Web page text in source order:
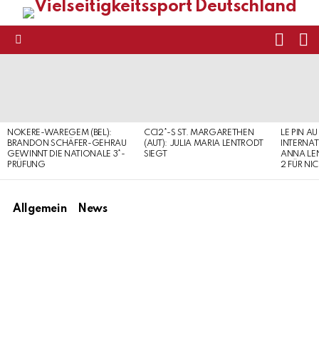
NOKERE-WAREGEM (BEL):
BRANDON SCHÄFER-GEHRAU
GEWINNT DIE NATIONALE 3*-
PRÜFUNG
CCI2*-S ST. MARGARETHEN
(AUT): JULIA MARIA LENTRODT
SIEGT
LE PIN
ANNA
2 FÜR
Allgemein News